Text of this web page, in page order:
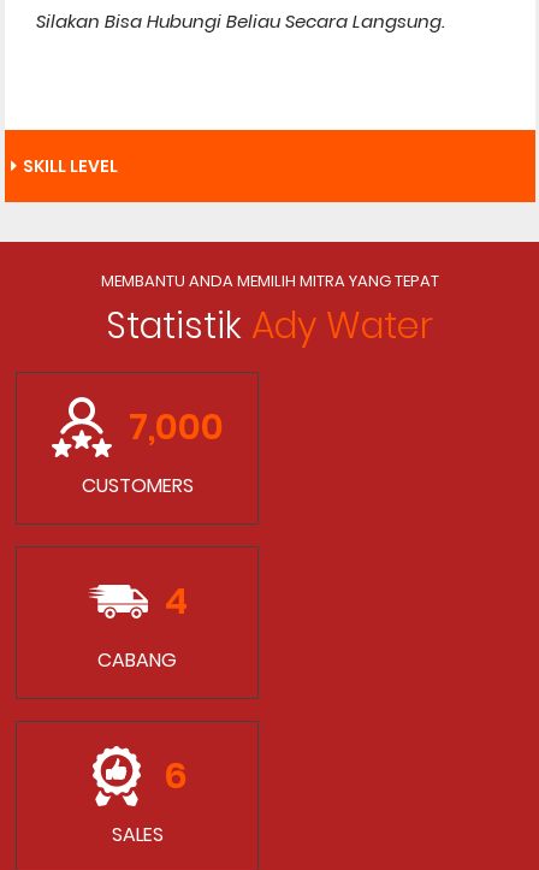
Silakan Bisa Hubungi Beliau Secara Langsung.
SKILL LEVEL
MEMBANTU ANDA MEMILIH MITRA YANG TEPAT
Statistik Ady Water
7,000
CUSTOMERS
4
CABANG
6
SALES